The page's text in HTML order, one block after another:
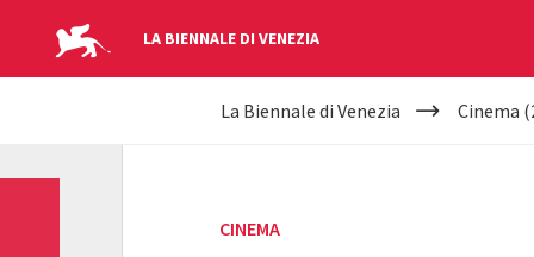
LA BIENNALE DI VENEZIA
YOUR
La Biennale di Venezia Cinema
CINEMA